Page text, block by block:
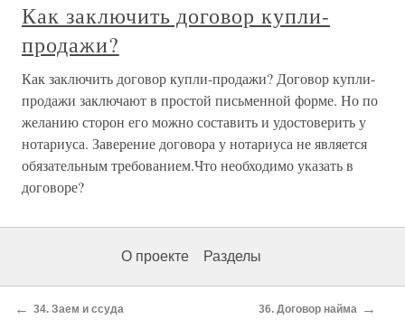
Как заключить договор купли-
продажи?
Как заключить договор купли-продажи? Договор купли-
продажи заключают в простой письменной форме. Но по
желанию сторон его можно составить и удостоверить у
нотариуса. Заверение договора у нотариуса не является
обязательным требованием.Что необходимо указать в
договоре?
О проекте Разделы
← 34. Заем и ссуда 36. Договор найма →